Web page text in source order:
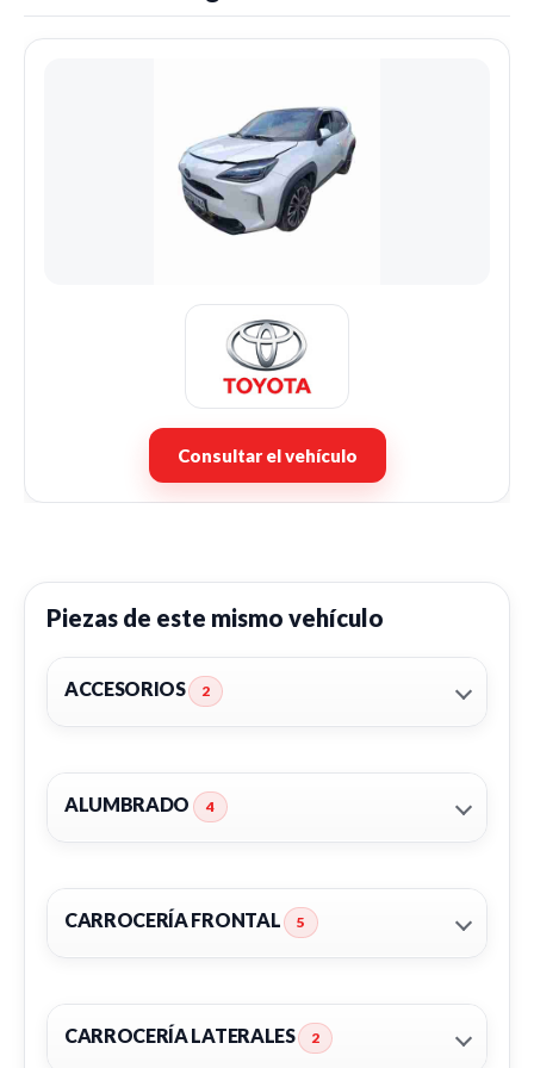
Consultar el vehículo
Piezas de este mismo vehículo
ACCESORIOS 2
ALUMBRADO 4
CARROCERÍA FRONTAL 5
CARROCERÍA LATERALES 2